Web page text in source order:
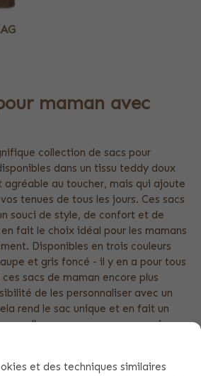
maman avec
collection de sacs pour
dans un tissu teddy doux
agréable au toucher, mais qui ajoute
tenues de tous les jours. Ces sacs
souci de style, de confort et de
fait le choix idéal pour les mamans
Disponibles en trois couleurs
et gris foncé - il y en a pour tous
sacs de maman encore plus
de les personnaliser avec un
rend le sac unique et en fait un
mamans ou un souvenir
nom ou des initiales ajoute une
sera certainement appréciée.
et des techniques similaires